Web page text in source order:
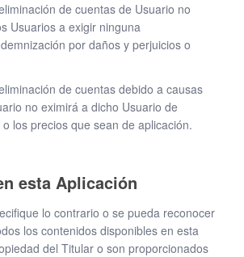
de cuentas de Usuario no
Usuarios a exigir ninguna
por daños y perjuicios o
de cuentas debido a causas
no eximirá a dicho Usuario de
los precios que sean de aplicación.
esta Aplicación
lo contrario o se pueda reconocer
los contenidos disponibles en esta
del Titular o son proporcionados